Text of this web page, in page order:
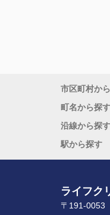
市区町村か
町名から探す
沿線から探す
駅から探す
ライフク
〒191-0053